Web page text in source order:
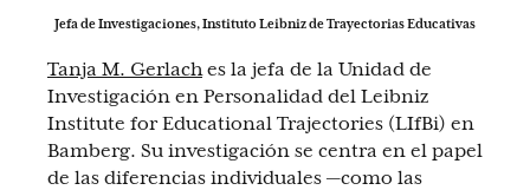
Jefa de Investigaciones, Instituto Leibniz de Trayectorias Educativas
Tanja M. Gerlaches la jefa de la Unidad de
Investigación en Personalidad del Leibniz
Institute for Educational Trajectories (LIfBi) en
Bamberg. Su investigación se centra en el papel
de las diferencias individuales —como las